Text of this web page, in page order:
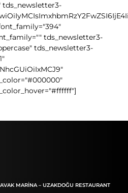
tds_newsletter3-
tds_newsletter3-
MARINA – UZAKDOĞU RESTAURANT